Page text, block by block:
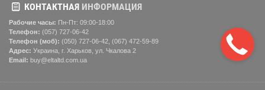
КОНТАКТНАЯ ИНФОРМАЦИЯ
Рабочие часы: Пн-Пт: 09:00-18:00
Телефон: (057) ‎727-06-42
Телефон (моб): (050) 727-06-42, (067) 472-59-89
Адрес: Украина, г. Харьков, ул. Чкалова 2
Email: buy@eltaltd.com.ua